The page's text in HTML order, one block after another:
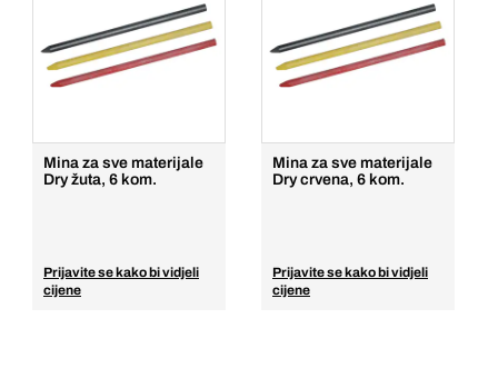
Mina za sve materijale
Dry žuta, 6 kom.
Prijavite se kako bi vidjeli
cijene
Mina za sve materijale
Dry crvena, 6 kom.
Prijavite se kako bi vidjeli
cijene